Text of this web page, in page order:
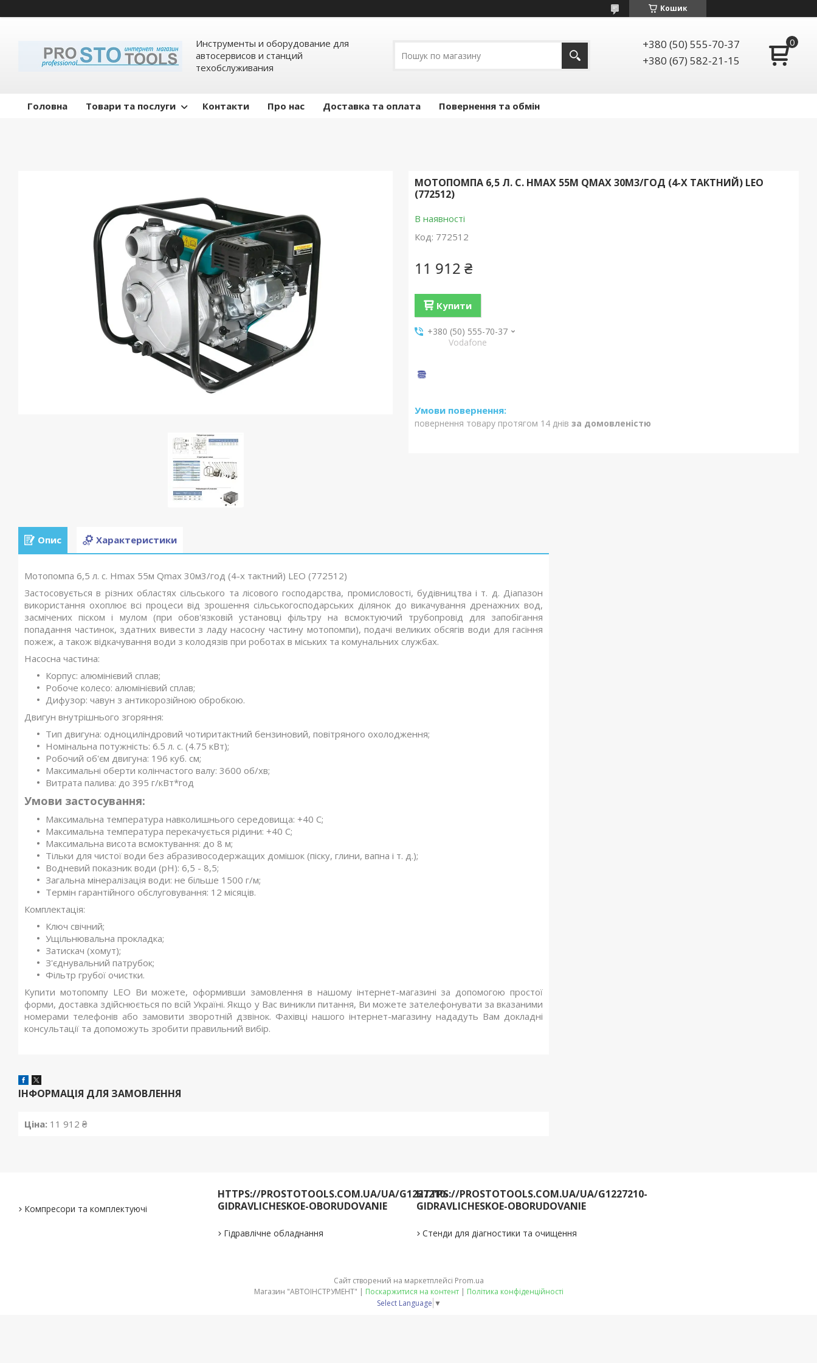
Кошик
Инструменты и оборудование для
автосервисов и станций
техобслуживания
+380 (50) 555-70-37
+380 (67) 582-21-15
Головна Товари та послуги Контакти Про нас Доставка та оплата Повернення та обмін
МОТОПОМПА 6,5 Л. С. HMAX 55М QMAX 30М3/ГОД (4-Х ТАКТНИЙ) LEO
(772512)
В наявності
Код: 772512
11 912 ₴
Купити
+380 (50) 555-70-37
Vodafone
повернення товару протягом 14 днів за домовленістю
Опис Характеристики
Мотопомпа 6,5 л. с. Hmax 55м Qmax 30м3/год (4-х тактний) LEO (772512)
Застосовується в різних областях сільського та лісового господарства, промисловості, будівництва і т. д. Діапазон
використання охоплює всі процеси від зрошення сільськогосподарських ділянок до викачування дренажних вод,
засмічених піском і мулом (при обов'язковій установці фільтру на всмоктуючий трубопровід для запобігання
попадання частинок, здатних вивести з ладу насосну частину мотопомпи), подачі великих обсягів води для гасіння
пожеж, а також відкачування води з колодязів при роботах в міських та комунальних службах.
Насосна частина:
Корпус: алюмінієвий сплав;
Робоче колесо: алюмінієвий сплав;
Дифузор: чавун з антикорозійною обробкою.
Двигун внутрішнього згоряння:
Тип двигуна: одноциліндровий чотиритактний бензиновий, повітряного охолодження;
Номінальна потужність: 6.5 л. с. (4.75 кВт);
Робочий об'єм двигуна: 196 куб. см;
Максимальні оберти колінчастого валу: 3600 об/хв;
Витрата палива: до 395 г/кВт*год
Умови застосування:
Максимальна температура навколишнього середовища: +40 C;
Максимальна температура перекачується рідини: +40 C;
Максимальна висота всмоктування: до 8 м;
Тільки для чистої води без абразивосодержащих домішок (піску, глини, вапна і т. д.);
Водневий показник води (рН): 6,5 - 8,5;
Загальна мінералізація води: не більше 1500 г/м;
Термін гарантійного обслуговування: 12 місяців.
Комплектація:
Ключ свічний;
Ущільнювальна прокладка;
Затискач (хомут);
З'єднувальний патрубок;
Фільтр грубої очистки.
Купити мотопомпу LEO Ви можете, оформивши замовлення в нашому інтернет-магазині за допомогою простої
форми, доставка здійснюється по всій Україні. Якщо у Вас виникли питання, Ви можете зателефонувати за вказаними
номерами телефонів або замовити зворотній дзвінок. Фахівці нашого інтернет-магазину нададуть Вам докладні
консультації та допоможуть зробити правильний вибір.
ІНФОРМАЦІЯ ДЛЯ ЗАМОВЛЕННЯ
Ціна: 11 912 ₴
Компресори та комплектуючі
HTTPS://PROSTOTOOLS.COM.UA/UA/G1227210-
GIDRAVLICHESKOE-OBORUDOVANIE
Гідравлічне обладнання
HTTPS://PROSTOTOOLS.COM.UA/UA/G1227210-
GIDRAVLICHESKOE-OBORUDOVANIE
Стенди для діагностики та очищення
Сайт створений на маркетплейсі Prom.ua
Магазин "АВТОІНСТРУМЕНТ" | Поскаржитися на контент | Політика конфіденційності
Select Language ▼